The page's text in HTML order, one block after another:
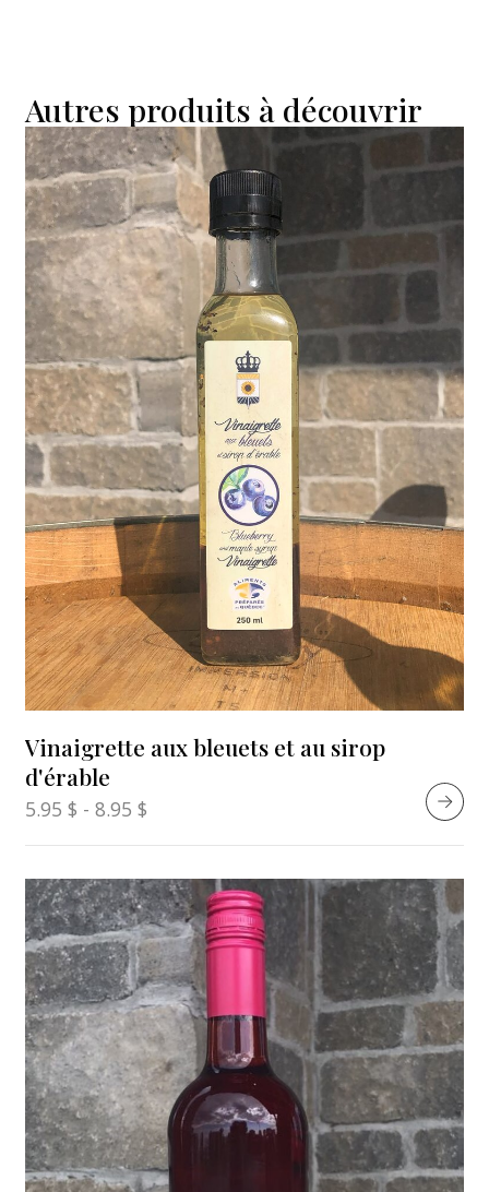
Autres produits à découvrir
Vinaigrette aux bleuets et au sirop
d'érable
5.95$ -8.95$